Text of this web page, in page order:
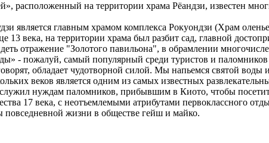
расположенный на территории храма Рёандзи, известен
является главным храмом комплекса Рокуондзи (Храм
13 века, на территории храма был разбит сад, главной
отражение "Золотого павильона", в обрамлении
- пожалуй, самый популярный среди туристов и
обладает чудотворной силой. Мы напьемся святой воды
веков является одним из самых известных
нуждам паломников, прибывшим в Киото, чтобы
17 века, с неотъемлемыми атрибутами первоклассного
повседневной жизни в обществе гейш и майко.